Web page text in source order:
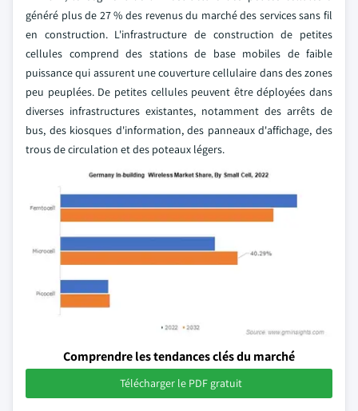
généré plus de 27 % des revenus du marché des services sans fil
en construction. L'infrastructure de construction de petites
cellules comprend des stations de base mobiles de faible
puissance qui assurent une couverture cellulaire dans des zones
peu peuplées. De petites cellules peuvent être déployées dans
diverses infrastructures existantes, notamment des arrêts de
bus, des kiosques d'information, des panneaux d'affichage, des
trous de circulation et des poteaux légers.
Comprendre les tendances clés du marché
Télécharger le PDF gratuit